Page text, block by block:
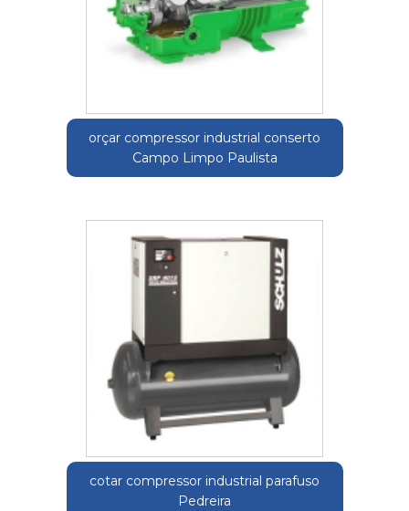
orçar compressor industrial conserto
Campo Limpo Paulista
cotar compressor industrial parafuso
Pedreira